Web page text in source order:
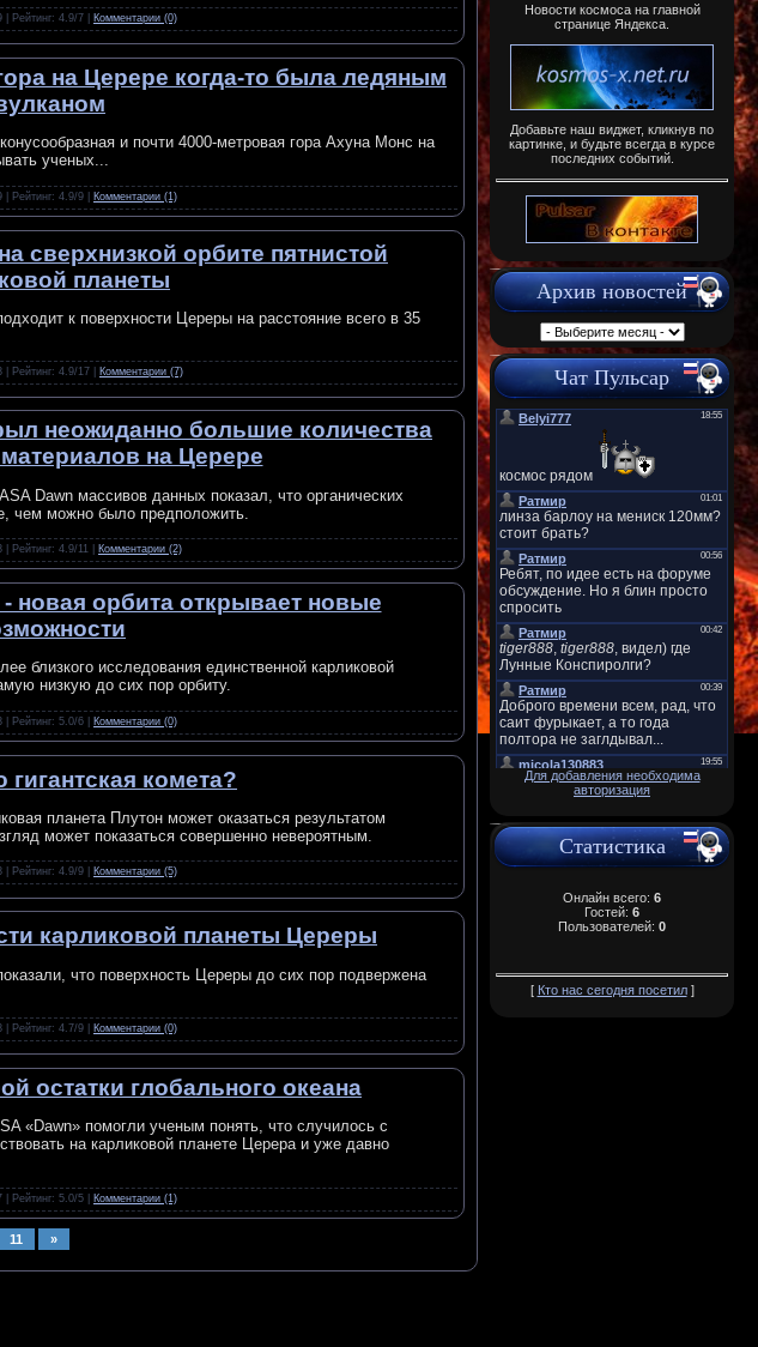
| Рейтинг: 4.9/7 | Комментарии (0)
на Церере когда-то была ледяным
и почти 4000-метровая гора Ахуна Монс на
ученых...
| Рейтинг: 4.9/9 | Комментарии (1)
сверхнизкой орбите пятнистой
планеты
к поверхности Цереры на расстояние всего в 35
| Рейтинг: 4.9/17 | Комментарии (7)
неожиданно большие количества
на Церере
Dawn массивов данных показал, что органических
чем можно было предположить.
| Рейтинг: 4.9/11 | Комментарии (2)
новая орбита открывает новые
близкого исследования единственной карликовой
низкую до сих пор орбиту.
| Рейтинг: 5.0/6 | Комментарии (0)
гигантская комета?
планета Плутон может оказаться результатом
может показаться совершенно невероятным.
| Рейтинг: 4.9/9 | Комментарии (5)
карликовой планеты Цереры
что поверхность Цереры до сих пор подвержена
| Рейтинг: 4.7/9 | Комментарии (0)
остатки глобального океана
«Dawn» помогли ученым понять, что случилось с
на карликовой планете Церера и уже давно
| Рейтинг: 5.0/5 | Комментарии (1)
11 »
Новости космоса на главной
странице Яндекса.
Добавьте наш виджет, кликнув по
картинке, и будьте всегда в курсе
последних событий.
Архив новостей
Чат Пульсар
Для добавления необходима
авторизация
Статистика
Онлайн всего: 6
Гостей: 6
Пользователей: 0
[ Кто нас сегодня посетил]